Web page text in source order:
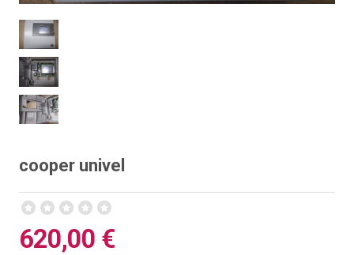
cooper univel
620,00 €